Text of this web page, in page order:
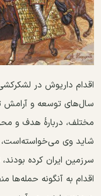
اقدام داریوش در
سال‌های توسعه و آرامش
مختلف، دربارهٔ هدف و
شاید وی می‌خواسته‌است،
سرزمین ایران کرده
اقدام به آنگونه حمله‌ها